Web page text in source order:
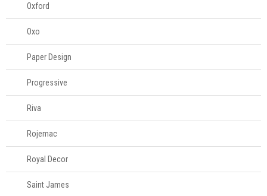
Oxford
Oxo
Paper Design
Progressive
Riva
Rojemac
Royal Decor
Saint James